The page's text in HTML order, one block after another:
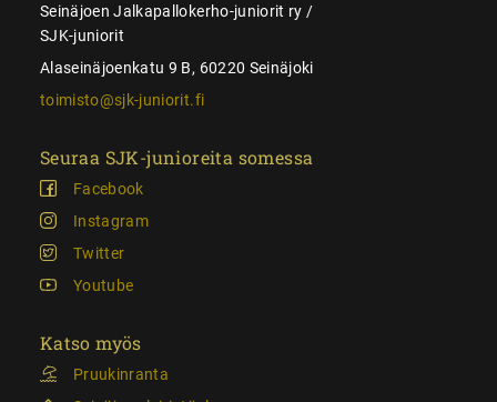
Seinäjoen Jalkapallokerho-juniorit ry /
SJK-juniorit
Alaseinäjoenkatu 9 B, 60220 Seinäjoki
toimisto@sjk-juniorit.fi
Seuraa SJK-junioreita somessa
Facebook
Instagram
Twitter
Youtube
Katso myös
Pruukinranta